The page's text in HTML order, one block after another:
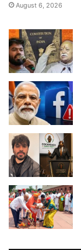
August 6, 2026